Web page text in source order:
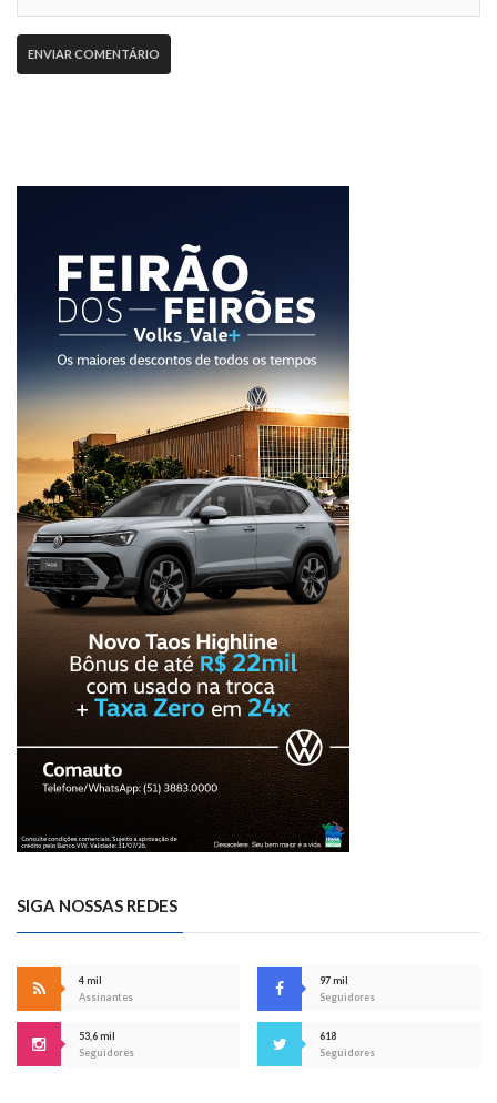
SIGA NOSSAS REDES
4 mil
Assinantes
97 mil
Seguidores
53,6 mil
Seguidores
618
Seguidores